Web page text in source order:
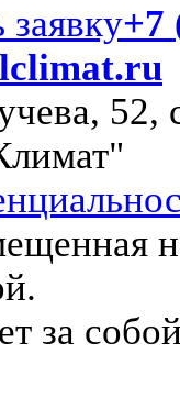
+7
52,
за